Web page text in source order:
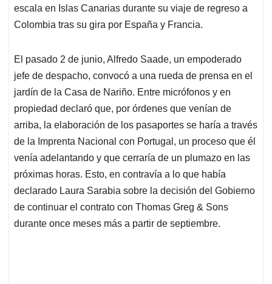
escala en Islas Canarias durante su viaje de regreso a
Colombia tras su gira por España y Francia.
El pasado 2 de junio, Alfredo Saade, un empoderado
jefe de despacho, convocó a una rueda de prensa en el
jardín de la Casa de Nariño. Entre micrófonos y en
propiedad declaró que, por órdenes que venían de
arriba, la elaboración de los pasaportes se haría a través
de la Imprenta Nacional con Portugal, un proceso que él
venía adelantando y que cerraría de un plumazo en las
próximas horas. Esto, en contravía a lo que había
declarado Laura Sarabia sobre la decisión del Gobierno
de continuar el contrato con Thomas Greg & Sons
durante once meses más a partir de septiembre.